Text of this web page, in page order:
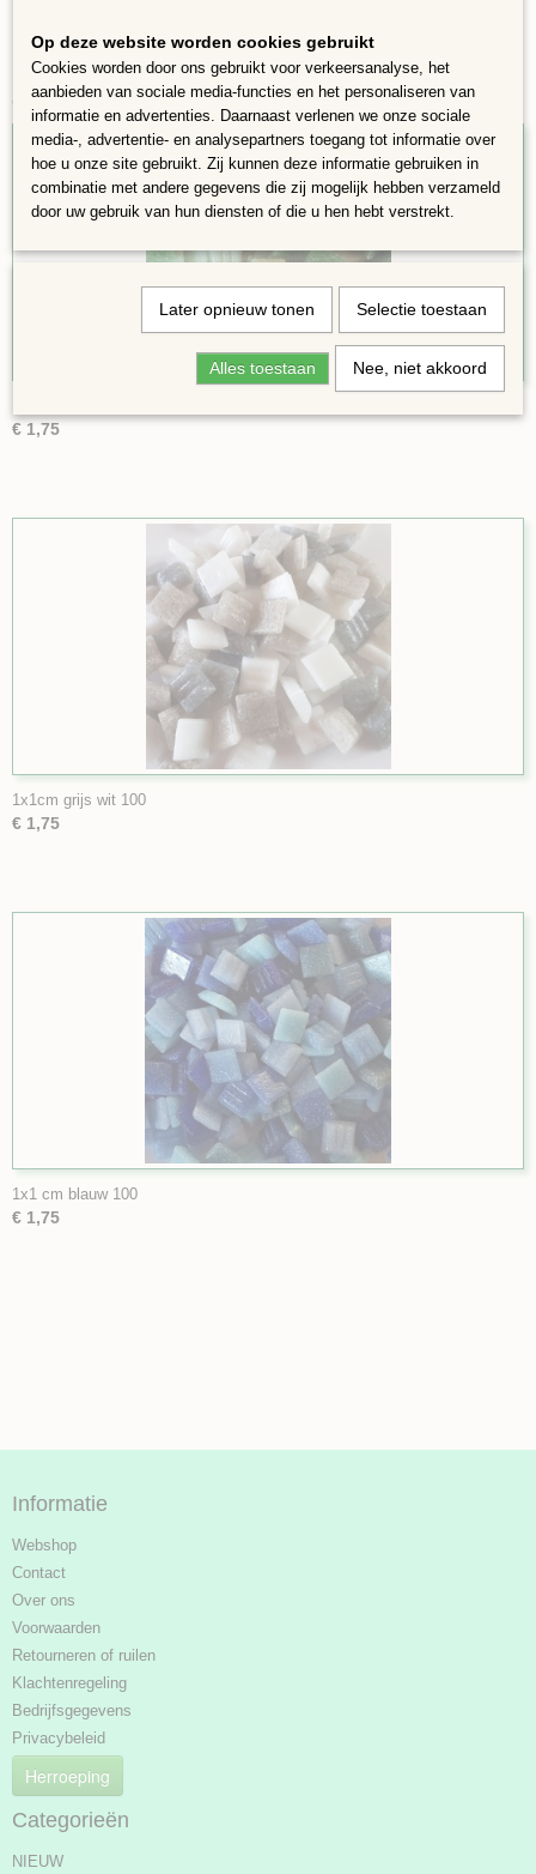
Ook interessant
€ 1,75
1x1cm grijs wit 100
€ 1,75
1x1 cm blauw 100
€ 1,75
Informatie
Webshop
Contact
Over ons
Voorwaarden
Retourneren of ruilen
Klachtenregeling
Bedrijfsgegevens
Privacybeleid
Herroeping
Categorieën
NIEUW
Op deze website worden cookies gebruikt
Cookies worden door ons gebruikt voor verkeersanalyse, het
aanbieden van sociale media-functies en het personaliseren van
informatie en advertenties. Daarnaast verlenen we onze sociale
media-, advertentie- en analysepartners toegang tot informatie over
hoe u onze site gebruikt. Zij kunnen deze informatie gebruiken in
combinatie met andere gegevens die zij mogelijk hebben verzameld
door uw gebruik van hun diensten of die u hen hebt verstrekt.
Later opnieuw tonen Selectie toestaan
Alles toestaan Nee, niet akkoord